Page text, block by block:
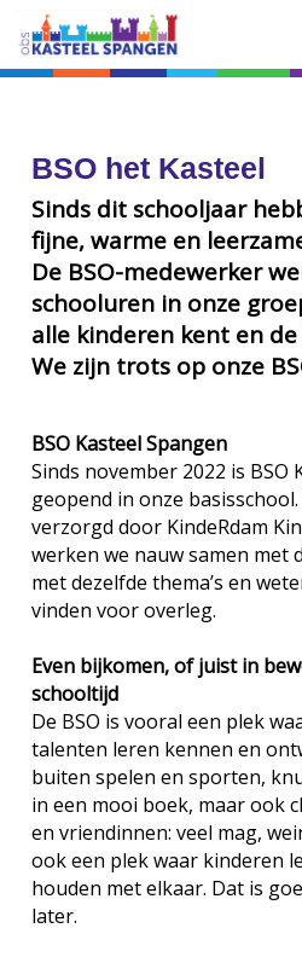
BSO het Kasteel
Sinds dit schooljaar
fijne, warme en
De BSO-medewerker
schooluren in onze
alle kinderen kent en
We zijn trots op onze
BSO Kasteel Spangen
Sinds november 2022 is BSO
geopend in onze
verzorgd door KindeRdam
werken we nauw samen met
met dezelfde thema’s en
vinden voor overleg.
Even bijkomen, of juist in
schooltijd
De BSO is vooral een plek
talenten leren kennen en
buiten spelen en sporten,
in een mooi boek, maar ook
en vriendinnen: veel mag,
ook een plek waar kinderen
houden met elkaar. Dat is
later.